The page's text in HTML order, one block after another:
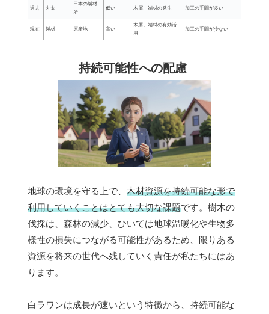
過去 丸太
日本の製材
所
低い 木屑、端材の発生 加工の手間が多い
現在 製材 原産地 高い
木屑、端材の有効活
用
加工の手間が少ない
持続可能性への配慮
地球の環境を守る上で、 木材資源を持続可能な形で
利用していくことはとても大切な課題です。樹木の
伐採は、森林の減少、ひいては地球温暖化や生物多
様性の損失につながる可能性があるため、限りある
資源を将来の世代へ残していく責任が私たちにはあ
ります。
白ラワンは成長が速いという特徴から、持続可能な